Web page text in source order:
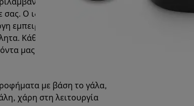
αρκετές δοκιμές
Ο ιδανικός τρόπος για να
εμπειρία καφέ, μειώνοντας
Κάθε ένα από τα
μας έχει εγγύηση δύο
με βάση το γάλα,
χάρη στη λειτουργία